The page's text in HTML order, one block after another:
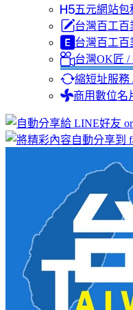
五元網站
台灣百工百
台灣百工百
台灣OK匠 /
縮短址服務
商用數位名